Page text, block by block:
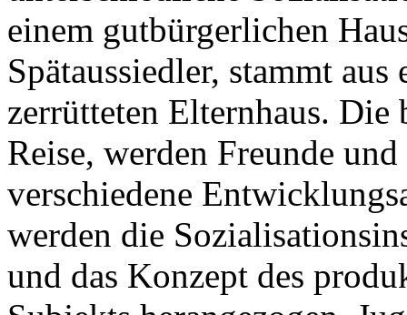
einem gutbürgerlichen
Spätaussiedler, stammt
zerrütteten Elternhaus. Die
Reise, werden Freunde
verschiedene
werden die
und das Konzept des